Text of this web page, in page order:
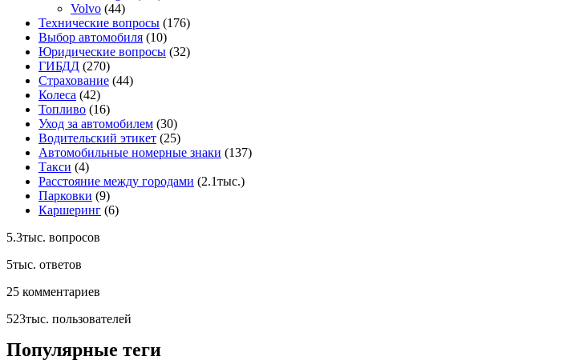
Volvo (44)
Технические вопросы (176)
Выбор автомобиля (10)
Юридические вопросы (32)
ГИБДД (270)
Страхование (44)
Колеса (42)
Топливо (16)
Уход за автомобилем (30)
Водительский этикет (25)
Автомобильные номерные знаки (137)
Такси (4)
Расстояние между городами (2.1тыс.)
Парковки (9)
Каршеринг (6)
5.3тыс. вопросов
5тыс. ответов
25 комментариев
523тыс. пользователей
Популярные теги